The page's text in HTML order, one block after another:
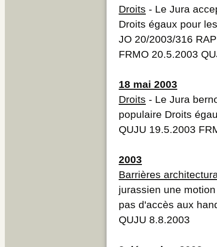
Droits - Le Jura
Droits égaux pour
JO 20/2003/316
FRMO 20.5.2003
18 mai 2003
Droits - Le Jura
populaire Droits
QUJU 19.5.2003
2003
Barrières
jurassien une
pas d'accès aux
QUJU 8.8.2003